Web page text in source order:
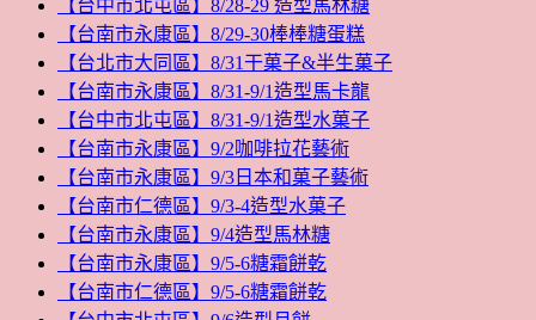
【台中市北屯區】8/28-29 造型馬林糖
【台南市永康區】8/29-30棒棒糖蛋糕
【台北市大同區】8/31干菓子&半生菓子
【台南市永康區】8/31-9/1造型馬卡龍
【台中市北屯區】8/31-9/1造型水菓子
【台南市永康區】9/2咖啡拉花藝術
【台南市永康區】9/3日本和菓子藝術
【台南市仁德區】9/3-4造型水菓子
【台南市永康區】9/4造型馬林糖
【台南市永康區】9/5-6糖霜餅乾
【台南市仁德區】9/5-6糖霜餅乾